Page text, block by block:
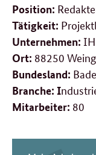
Position:
Tätigkeit:
Unternehmen:
Ort: 88250
Bundesland:
Branche: I
Mitarbeiter: 80